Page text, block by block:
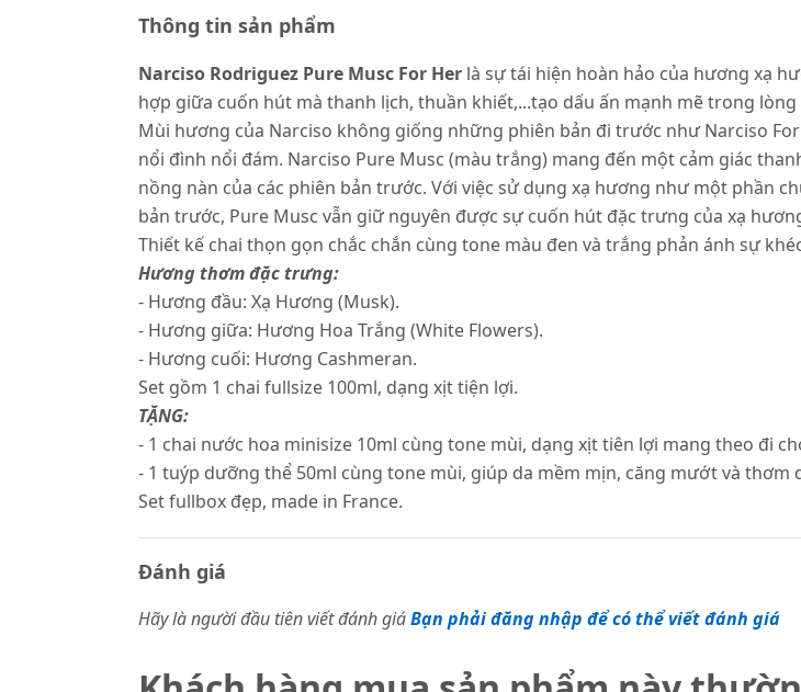
Thông tin sản phẩm
Narciso Rodriguez Pure Musc For Her là sự tái hiện hoàn hảo của hương xạ
hợp giữa cuốn hút mà thanh lịch, thuần khiết,...tạo dấu ấn mạnh mẽ trong
Mùi hương của Narciso không giống những phiên bản đi trước như Narciso
nổi đình nổi đám. Narciso Pure Musc (màu trắng) mang đến một cảm giác
nồng nàn của các phiên bản trước. Với việc sử dụng xạ hương như một phần
bản trước, Pure Musc vẫn giữ nguyên được sự cuốn hút đặc trưng của xạ
Thiết kế chai thọn gọn chắc chắn cùng tone màu đen và trắng phản ánh sự
Hương thơm đặc trưng:
- Hương đầu: Xạ Hương (Musk).
- Hương giữa: Hương Hoa Trắng (White Flowers).
- Hương cuối: Hương Cashmeran.
Set gồm 1 chai fullsize 100ml, dạng xịt tiện lợi.
TẶNG:
- 1 chai nước hoa minisize 10ml cùng tone mùi, dạng xịt tiên lợi mang theo đi
- 1 tuýp dưỡng thể 50ml cùng tone mùi, giúp da mềm mịn, căng mướt và thơm
Set fullbox đẹp, made in France.
Đánh giá
Hãy là người đầu tiên viết đánh giáBạn phải đăng nhập để có thể viết đánh giá